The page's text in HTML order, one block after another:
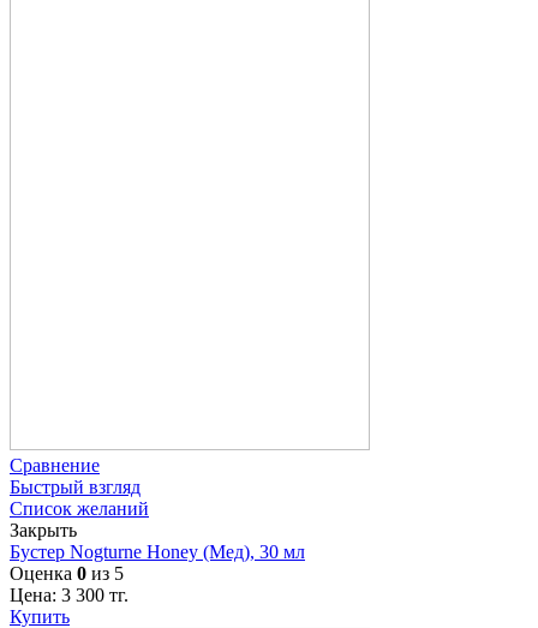
Сравнение
Быстрый взгляд
Список желаний
Закрыть
Бустер Nogturne Honey (Мед), 30 мл
Оценка 0 из 5
Цена: 3 300 тг.
Купить